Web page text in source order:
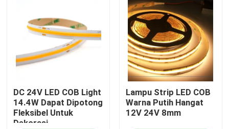
Video
Tentang kita
Wisata pabrik
Kontrol kualitas
DC 24V LED COB Light
14.4W Dapat Dipotong
Fleksibel Untuk
Dekorasi
Lampu Strip LED COB
Warna Putih Hangat
12V 24V 8mm